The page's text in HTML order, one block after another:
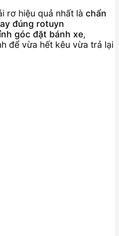
rơ hiệu quả nhất là chẩn
đúng rotuyn
góc đặt bánh xe,
để vừa hết kêu vừa trả lại